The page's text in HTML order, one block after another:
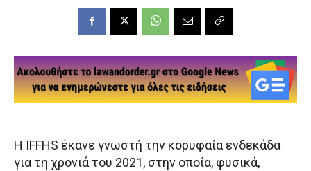
Η IFFHS έκανε γνωστή την κορυφαία ενδεκάδα
για τη χρονιά του 2021, στην οποία, φυσικά,